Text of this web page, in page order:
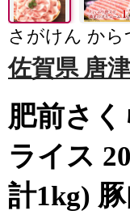
さがけん から
佐賀県 唐
肥前さ
ライス
計1kg)